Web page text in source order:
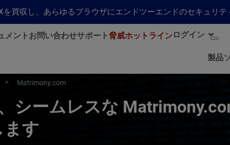
を買収し、あらゆるブラウザにエンドツーエンドのセキュリ
メント お問い合わせサポート脅威ホットライン ログイン
製品
Matrimony.com
シームレスな
す